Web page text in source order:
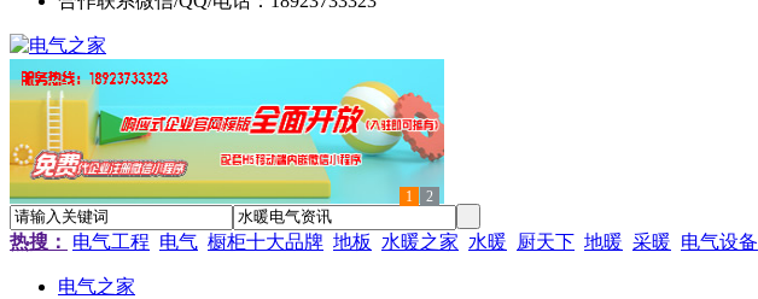
1 2
热搜： 电气工程 电气 橱柜十大品牌 地板 水暖之家 水暖 厨天下 地暖 采暖 电气设备
电气之家